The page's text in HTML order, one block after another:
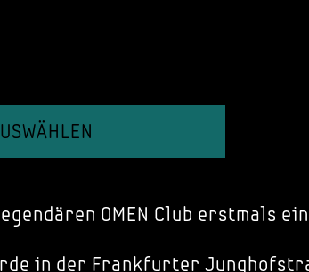
OMEN Club erstmals
in der Frankfurter